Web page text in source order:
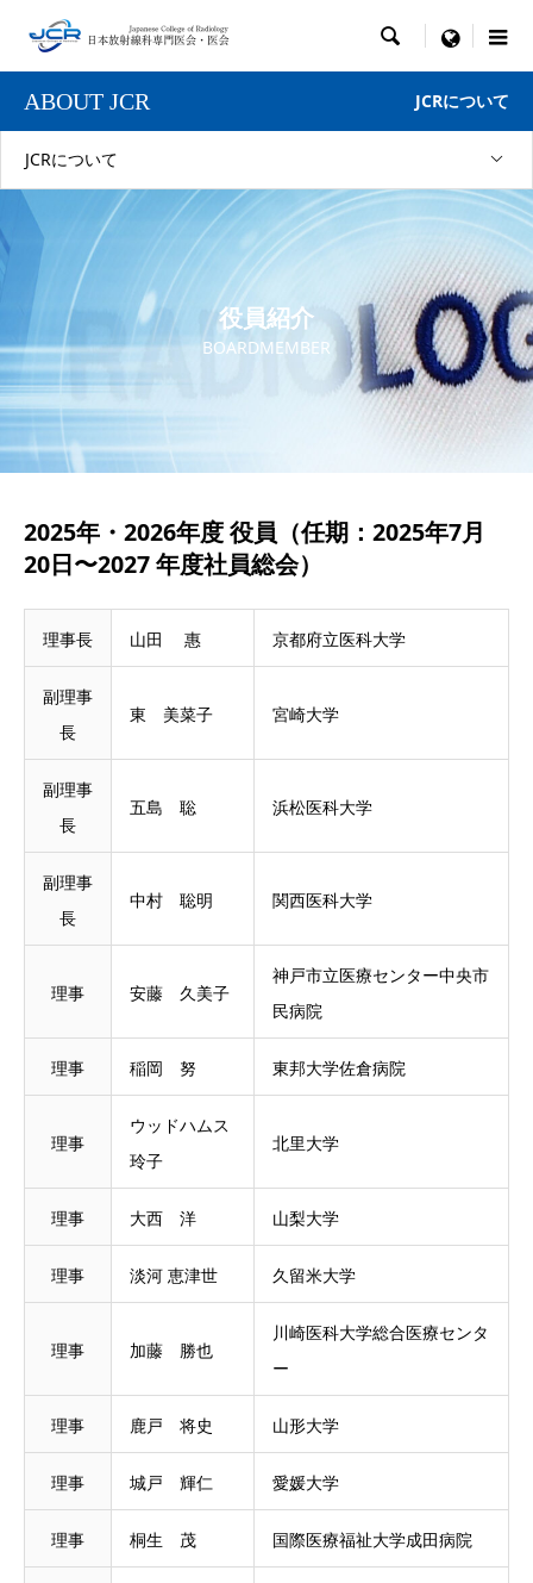
 menu
ABOUT JCR JCRについて
JCRについて
役員紹介
BOARDMEMBER
2025年・2026年度 役員（任期：2025年7月
20日〜2027 年度社員総会）
理事長 山田 惠 京都府立医科大学
副理事
長
東 美菜子 宮崎大学
副理事
長
五島 聡 浜松医科大学
副理事
長
中村 聡明 関西医科大学
理事 安藤 久美子
神戸市立医療センター中央市
民病院
理事 稲岡 努 東邦大学佐倉病院
理事
ウッドハムス
玲子
北里大学
理事 大西 洋 山梨大学
理事 淡河 恵津世 久留米大学
理事 加藤 勝也
川崎医科大学総合医療センタ
ー
理事 鹿戸 将史 山形大学
理事 城戸 輝仁 愛媛大学
理事 桐生 茂 国際医療福祉大学成田病院